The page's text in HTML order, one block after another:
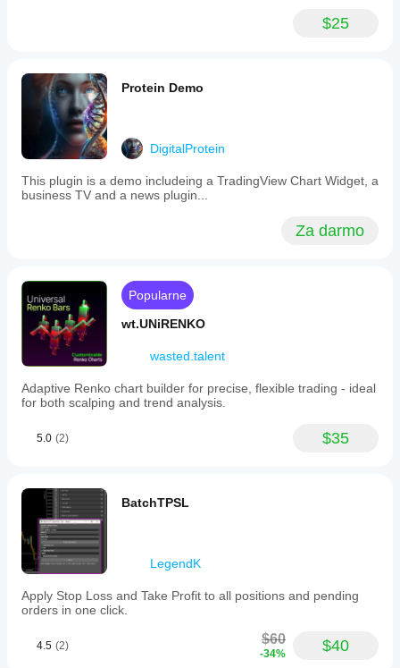
also
highlights
risk
and
drawdown
by
or
label,
bots.
A
worst-
case
scenario
view
calculates
potential
losses
stop
expressed
monetary
terms
and
as
percentage
of
The
plugin
$25
Protein Demo
DigitalProtein
This plugin is a demo includeing a TradingView Chart Widget, a
business TV and a news plugin...
Za darmo
Popularne
wt.UNiRENKO
wasted.talent
Adaptive Renko chart builder for precise, flexible trading - ideal
for both scalping and trend analysis.
5.0 (2) $35
BatchTPSL
LegendK
Apply Stop Loss and Take Profit to all positions and pending
orders in one click.
4.5 (2) $60
-34% $40